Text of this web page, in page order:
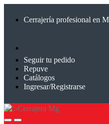
Cerrajería profesional en
Seguir tu pedido
Repuve
Catálogos
Ingresar/Registrarse